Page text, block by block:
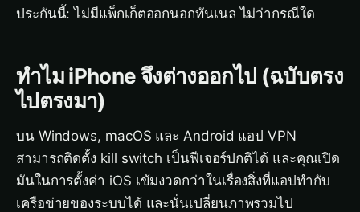
ประกันนี้: ไม่มีแพ็กเก็ตออกนอกทันเนล ไม่ว่ากรณีใด
ทำไม iPhone จึงต่างออกไป (ฉบับตรง
ไปตรงมา)
บน Windows, macOS และ Android แอป VPN
สามารถติดตั้ง kill switch เป็นฟีเจอร์ปกติได้ และคุณเปิด
มันในการตั้งค่า iOS เข้มงวดกว่าในเรื่องสิ่งที่แอปทำกับ
เครือข่ายของระบบได้ และนั่นเปลี่ยนภาพรวมไป